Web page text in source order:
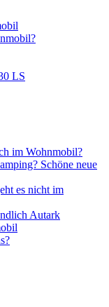
LS
im Wohnmobil?
Schöne neue
es nicht im
Autark